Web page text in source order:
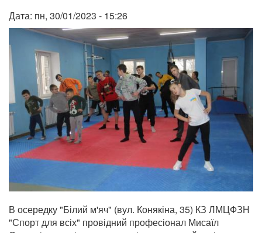
Дата: пн, 30/01/2023 - 15:26
В осередку "Білий м'яч" (вул. Конякіна, 35) КЗ ЛМЦФЗН
"Спорт для всіх" провідний професіонал Мисаїл